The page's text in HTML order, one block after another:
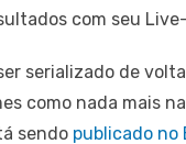
com seu
serializado de
como nada mais
sendo publicado no